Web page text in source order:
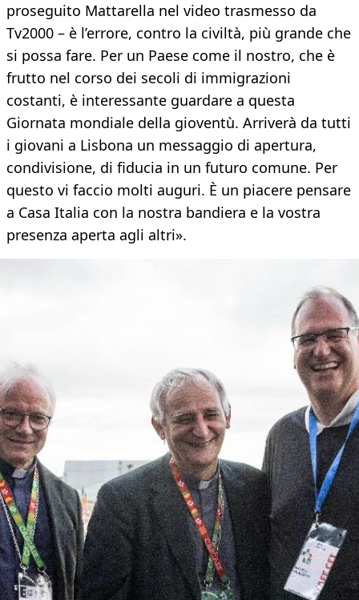
proseguito Mattarella nel video trasmesso da
Tv2000 – è l’errore, contro la civiltà, più grande che
si possa fare. Per un Paese come il nostro, che è
frutto nel corso dei secoli di immigrazioni
costanti, è interessante guardare a questa
Giornata mondiale della gioventù. Arriverà da tutti
i giovani a Lisbona un messaggio di apertura,
condivisione, di fiducia in un futuro comune. Per
questo vi faccio molti auguri. È un piacere pensare
a Casa Italia con la nostra bandiera e la vostra
presenza aperta agli altri».